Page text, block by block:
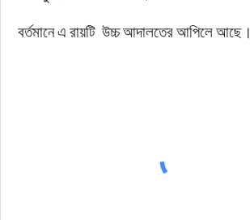
বর্তমানে এ রায়টি  উচ্চ আদালতের আপিলে আছে।